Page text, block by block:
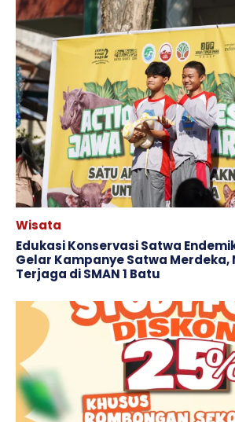
Wisata
Edukasi Konservasi Satwa
Gelar Kampanye Satwa
Terjaga di SMAN 1 Batu